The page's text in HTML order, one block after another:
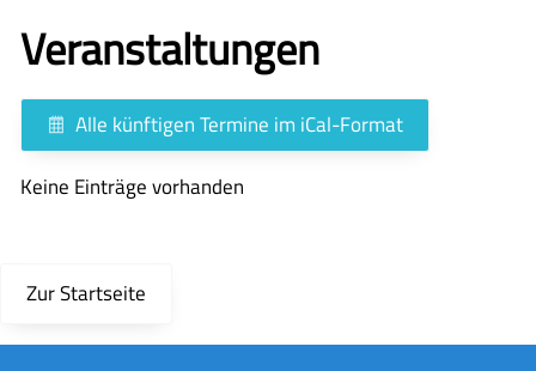
🇪🇸
Veranstaltungen
Alle künftigen Termine im iCal-Format
Keine Einträge vorhanden
Zur Startseite